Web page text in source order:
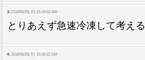
3: 2018/06/25(月) 15:28:02.808
とりあえず急速冷凍して考える
4: 2018/06/25(月) 15:28:22.534